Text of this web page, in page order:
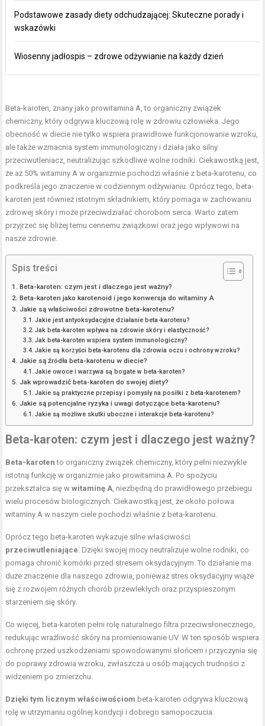
Podstawowe zasady diety odchudzającej: Skuteczne porady i
wskazówki
Wiosenny jadłospis – zdrowe odżywianie na każdy dzień
Beta-karoten, znany jako prowitamina A, to organiczny związek
chemiczny, który odgrywa kluczową rolę w zdrowiu człowieka. Jego
obecność w diecie nie tylko wspiera prawidłowe funkcjonowanie wzroku,
ale także wzmacnia system immunologiczny i działa jako silny
przeciwutleniacz, neutralizując szkodliwe wolne rodniki. Ciekawostką jest,
że aż 50% witaminy A w organizmie pochodzi właśnie z beta-karotenu, co
podkreśla jego znaczenie w codziennym odżywianiu. Oprócz tego, beta-
karoten jest również istotnym składnikiem, który pomaga w zachowaniu
zdrowej skóry i może przeciwdziałać chorobom serca. Warto zatem
przyjrzeć się bliżej temu cennemu związkowi oraz jego wpływowi na
nasze zdrowie.
Spis treści
Beta-karoten: czym jest i dlaczego jest ważny?
Beta-karoten jako karotenoid i jego konwersja do witaminy A
Jakie są właściwości zdrowotne beta-karotenu?
Jakie jest antyoksydacyjne działanie beta-karotenu?
Jak beta-karoten wpływa na zdrowie skóry i elastyczność?
Jak beta-karoten wspiera system immunologiczny?
Jakie są korzyści beta-karotenu dla zdrowia oczu i ochrony wzroku?
Jakie są źródła beta-karotenu w diecie?
Jakie owoce i warzywa są bogate w beta-karoten?
Jak wprowadzić beta-karoten do swojej diety?
Jakie są praktyczne przepisy i pomysły na posiłki z beta-karotenem?
Jakie są potencjalne ryzyka i uwagi dotyczące beta-karotenu?
Jakie są możliwe skutki uboczne i interakcje beta-karotenu?
Beta-karoten: czym jest i dlaczego jest ważny?
Beta-karoten to organiczny związek chemiczny, który pełni niezwykle
istotną funkcję w organizmie jako prowitamina A. Po spożyciu
przekształca się wwitaminę A , niezbędną do prawidłowego przebiegu
wielu procesów biologicznych. Ciekawostką jest, że około połowa
witaminy A w naszym ciele pochodzi właśnie z beta-karotenu.
Oprócz tego beta-karoten wykazuje silne właściwości
przeciwutleniające . Dzięki swojej mocy neutralizuje wolne rodniki, co
pomaga chronić komórki przed stresem oksydacyjnym. To działanie ma
duże znaczenie dla naszego zdrowia, ponieważ stres oksydacyjny wiąże
się z rozwojem różnych chorób przewlekłych oraz przyspieszonym
starzeniem się skóry.
Co więcej, beta-karoten pełni rolę naturalnego filtra przeciwsłonecznego,
redukując wrażliwość skóry na promieniowanie UV. W ten sposób wspiera
ochronę przed uszkodzeniami spowodowanymi słońcem i przyczynia się
do poprawy zdrowia wzroku, zwłaszcza u osób mających trudności z
widzeniem po zmierzchu.
Dzięki tym licznym właściwościom beta-karoten odgrywa kluczową
rolę w utrzymaniu ogólnej kondycji i dobrego samopoczucia.